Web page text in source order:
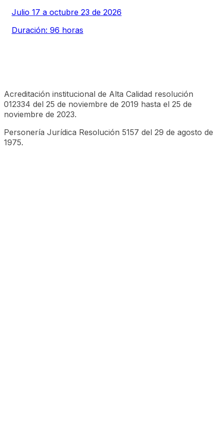
Julio 17 a octubre 23 de 2026
Duración: 96 horas
Acreditación institucional de Alta Calidad resolución
012334 del 25 de noviembre de 2019 hasta el 25 de
noviembre de 2023.
Personería Jurídica Resolución 5157 del 29 de agosto de
1975.